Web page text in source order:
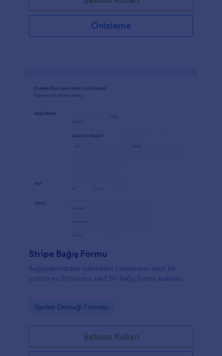
Önizleme
Stripe Bağış Formu
Bağışçılarınızdan ödemeleri toplamanın basit bir
yoluna mı ihtiyacınız var? Bir bağış formu kullanın.
Go to Category:
Yardım Derneği Formları
Şablon Kullan